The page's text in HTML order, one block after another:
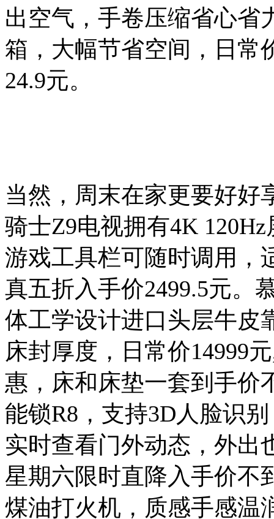
出空气，手卷压缩省心省
箱，大幅节省空间，日常
24.9元。
当然，周末在家更要好好
骑士Z9电视拥有4K
游戏工具栏可随时调用，
真五折入手价2499.5元。
体工学设计进口头层牛皮
床封厚度，日常价14999
惠，床和床垫一套到手价
能锁R8，支持3D人脸识
实时查看门外动态，外出
星期六限时直降入手价不
煤油打火机，质感手感温